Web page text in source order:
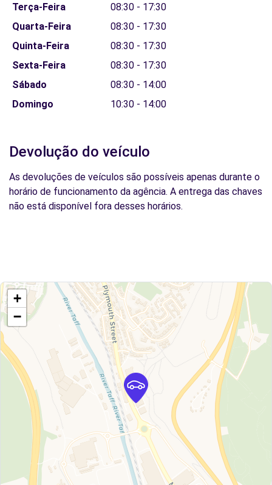
Terça-Feira
08:30 - 17:30
Quarta-Feira
08:30 - 17:30
Quinta-Feira
08:30 - 17:30
Sexta-Feira
08:30 - 17:30
Sábado
08:30 - 14:00
Domingo
10:30 - 14:00
Devolução do veículo
As devoluções de veículos são possíveis apenas durante o
horário de funcionamento da agência. A entrega das chaves
não está disponível fora desses horários.
+
−